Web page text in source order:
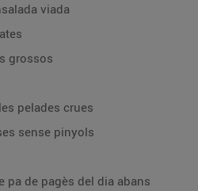
viada
grossos
pelades crues
sense pinyols
pa de pagès del dia abans